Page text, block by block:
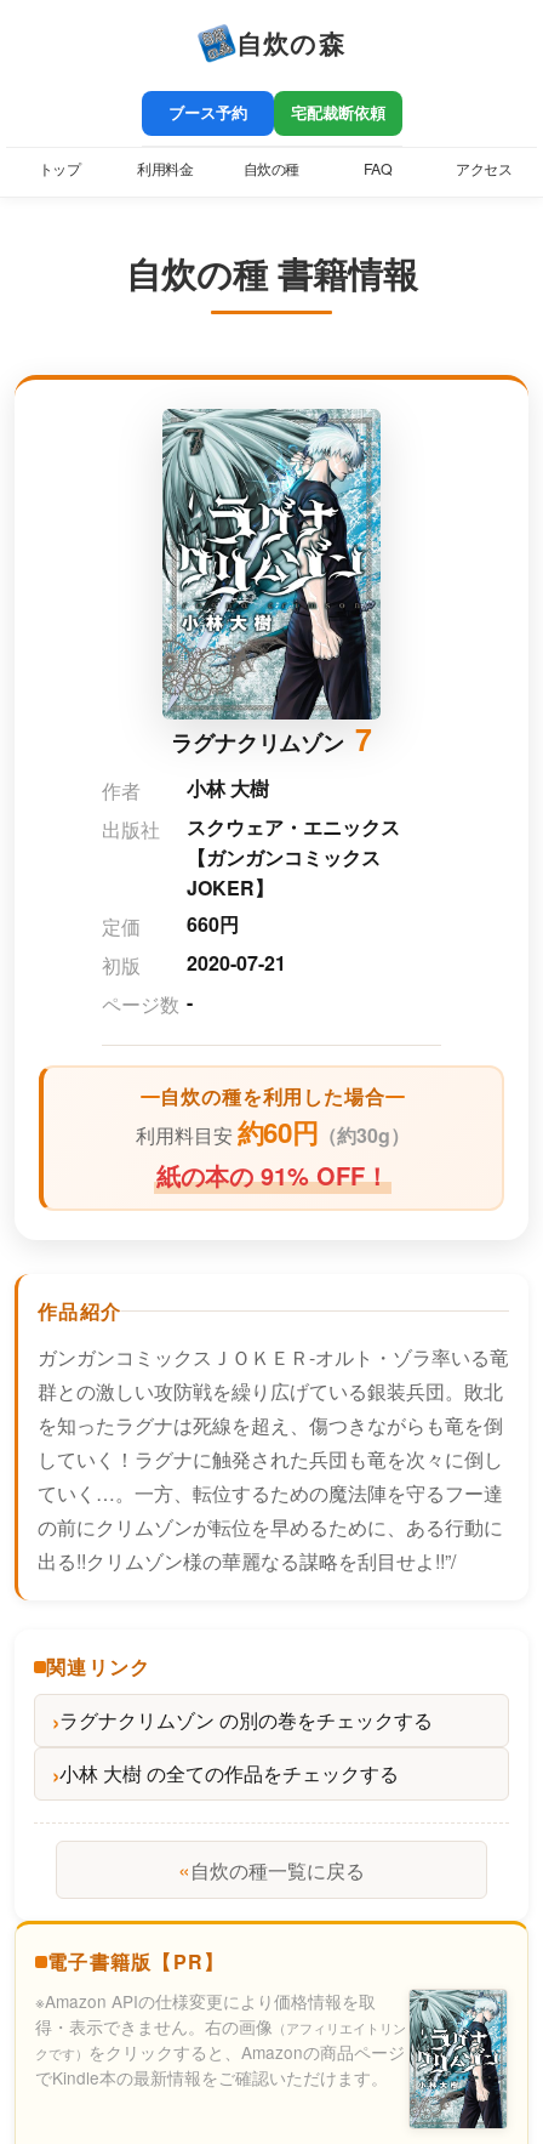
自炊の森
ブース予約 宅配裁断依頼
トップ 利用料金 自炊の種 FAQ アクセス
自炊の種 書籍情報
ラグナクリムゾン 7
作者
小林 大樹
出版社
スクウェア・エニックス
【ガンガンコミックス
JOKER】
定価
660円
初版
2020-07-21
ページ数 -
自炊の種を利用した場合
利用料目安 約60円 （約30g）
紙の本の 91% OFF！
作品紹介
ガンガンコミックスＪＯＫＥＲ-オルト・ゾラ率いる竜
群との激しい攻防戦を繰り広げている銀装兵団。敗北
を知ったラグナは死線を超え、傷つきながらも竜を倒
していく！ラグナに触発された兵団も竜を次々に倒し
ていく…。一方、転位するための魔法陣を守るフー達
の前にクリムゾンが転位を早めるために、ある行動に
出る!!クリムゾン様の華麗なる謀略を刮目せよ!!”/
関連リンク
ラグナクリムゾン の別の巻をチェックする
小林 大樹 の全ての作品をチェックする
«自炊の種一覧に戻る
電子書籍版【PR】
※Amazon APIの仕様変更により価格情報を取
得・表示できません。右の画像 （アフィリエイトリン
クです） をクリックすると、Amazonの商品ページ
でKindle本の最新情報をご確認いただけます。